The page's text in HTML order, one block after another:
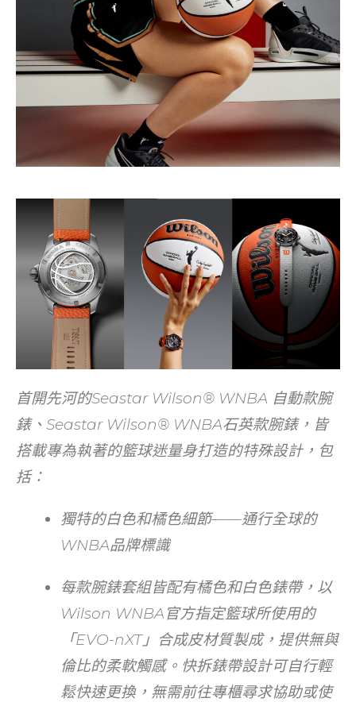
首開先河的Seastar Wilson® WNBA 自動款腕
錶、Seastar Wilson® WNBA石英款腕錶，皆
搭載專為執著的籃球迷量身打造的特殊設計，包
括：
獨特的白色和橘色細節——通行全球的
WNBA品牌標識
每款腕錶套組皆配有橘色和白色錶帶，以
Wilson WNBA官方指定籃球所使用的
「EVO-nXT」合成皮材質製成，提供無與
倫比的柔軟觸感。快拆錶帶設計可自行輕
鬆快速更換，無需前往專櫃尋求協助或使